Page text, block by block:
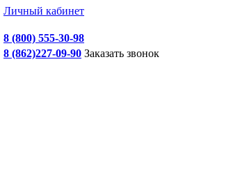
Личный кабинет
8 (800) 555-30-98
8 (862)227-09-90 Заказать звонок